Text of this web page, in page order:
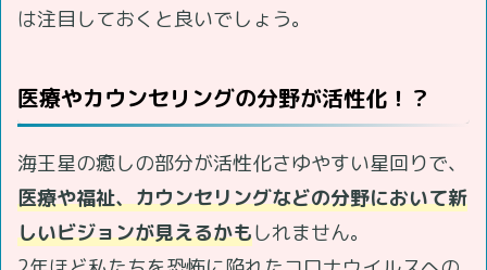
は注目しておくと良いでしょう。
医療やカウンセリングの分野が活性化！？
海王星の癒しの部分が活性化さゆやすい星回りで、
医療や福祉、カウンセリングなどの分野において新
しいビジョンが見えるかもしれません。